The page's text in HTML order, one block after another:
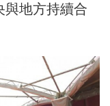
與地方持續合